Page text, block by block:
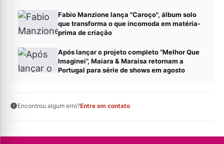
Fabio Manzione lança "Caroço", álbum solo
que transforma o que incomoda em matéria-
prima de criação
Após lançar o projeto completo “Melhor Que
Imaginei”, Maiara & Maraisa retornam a
Portugal para série de shows em agosto
Encontrou algum erro?Entre em contato